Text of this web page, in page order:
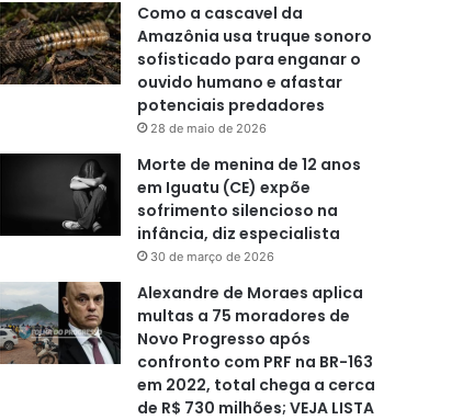
Como a cascavel da
Amazônia usa truque sonoro
sofisticado para enganar o
ouvido humano e afastar
potenciais predadores
28 de maio de 2026
Morte de menina de 12 anos
em Iguatu (CE) expõe
sofrimento silencioso na
infância, diz especialista
30 de março de 2026
Alexandre de Moraes aplica
multas a 75 moradores de
Novo Progresso após
confronto com PRF na BR-163
em 2022, total chega a cerca
de R$ 730 milhões; VEJA LISTA